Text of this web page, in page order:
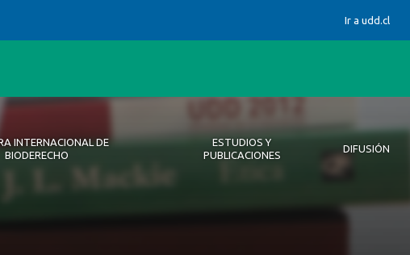
Ir a udd.cl
INTERNACIONAL DE
BIODERECHO
ESTUDIOS Y
PUBLICACIONES
DIFUSIÓN